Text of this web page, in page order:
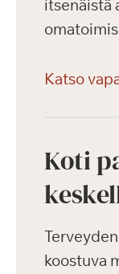
itsenäistä
Katso
Koti
koostuva